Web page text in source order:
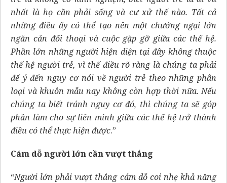
nhất là họ cần phải sống và cư xử thế nào. Tất cả
những điều ấy có thể tạo nên một chướng ngại lớn
ngăn cản đối thoại và cuộc gặp gỡ giữa các thế hệ.
Phần lớn những người hiện diện tại đây không thuộc
thế hệ người trẻ, vì thế điều rõ ràng là chúng ta phải
để ý đến nguy cơ nói về người trẻ theo những phân
loại và khuôn mẫu nay không còn hợp thời nữa. Nếu
chúng ta biết tránh nguy cơ đó, thì chúng ta sẽ góp
phần làm cho sự liên minh giữa các thế hệ trở thành
điều có thể thực hiện được.”
Cám dỗ người lớn cần vượt thắng
“Người lớn phải vượt thắng cám dỗ coi nhẹ khả năng